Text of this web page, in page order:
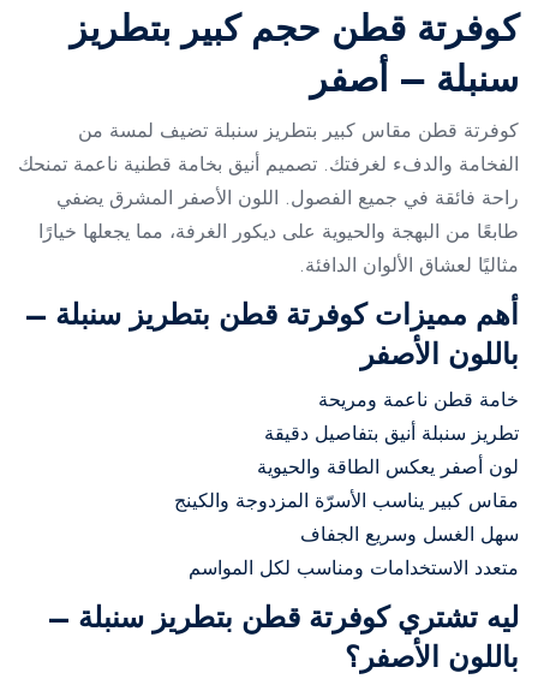
كوفرتة قطن حجم كبير بتطريز
سنبلة – أصفر
كوفرتة قطن مقاس كبير بتطريز سنبلة تضيف لمسة من
الفخامة والدفء لغرفتك. تصميم أنيق بخامة قطنية ناعمة تمنحك
راحة فائقة في جميع الفصول. اللون الأصفر المشرق يضفي
طابعًا من البهجة والحيوية على ديكور الغرفة، مما يجعلها خيارًا
مثاليًا لعشاق الألوان الدافئة.
أهم مميزات كوفرتة قطن بتطريز سنبلة –
باللون الأصفر
خامة قطن ناعمة ومريحة
تطريز سنبلة أنيق بتفاصيل دقيقة
لون أصفر يعكس الطاقة والحيوية
مقاس كبير يناسب الأسرّة المزدوجة والكينج
سهل الغسل وسريع الجفاف
متعدد الاستخدامات ومناسب لكل المواسم
ليه تشتري كوفرتة قطن بتطريز سنبلة –
باللون الأصفر؟